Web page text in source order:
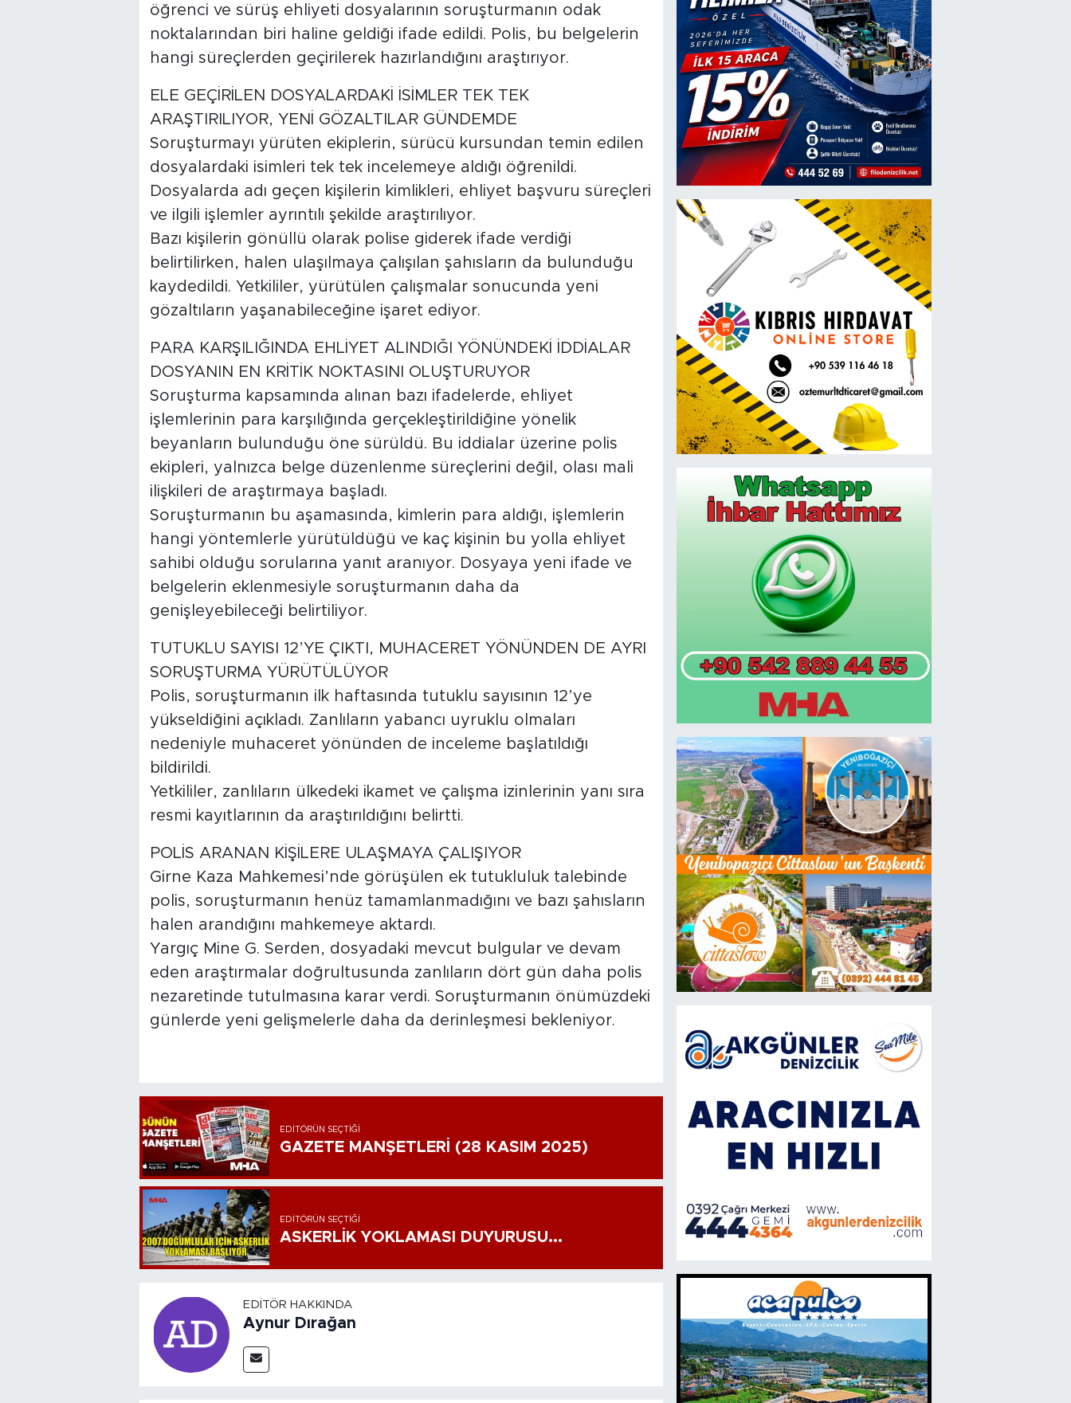
öğrenci ve sürüş ehliyeti dosyalarının soruşturmanın odak
noktalarından biri haline geldiği ifade edildi. Polis, bu belgelerin
hangi süreçlerden geçirilerek hazırlandığını araştırıyor.
ELE GEÇİRİLEN DOSYALARDAKİ İSİMLER TEK TEK
ARAŞTIRILIYOR, YENİ GÖZALTILAR GÜNDEMDE
Soruşturmayı yürüten ekiplerin, sürücü kursundan temin edilen
dosyalardaki isimleri tek tek incelemeye aldığı öğrenildi.
Dosyalarda adı geçen kişilerin kimlikleri, ehliyet başvuru süreçleri
ve ilgili işlemler ayrıntılı şekilde araştırılıyor.
Bazı kişilerin gönüllü olarak polise giderek ifade verdiği
belirtilirken, halen ulaşılmaya çalışılan şahısların da bulunduğu
kaydedildi. Yetkililer, yürütülen çalışmalar sonucunda yeni
gözaltıların yaşanabileceğine işaret ediyor.
PARA KARŞILIĞINDA EHLİYET ALINDIĞI YÖNÜNDEKİ İDDİALAR
DOSYANIN EN KRİTİK NOKTASINI OLUŞTURUYOR
Soruşturma kapsamında alınan bazı ifadelerde, ehliyet
işlemlerinin para karşılığında gerçekleştirildiğine yönelik
beyanların bulunduğu öne sürüldü. Bu iddialar üzerine polis
ekipleri, yalnızca belge düzenlenme süreçlerini değil, olası mali
ilişkileri de araştırmaya başladı.
Soruşturmanın bu aşamasında, kimlerin para aldığı, işlemlerin
hangi yöntemlerle yürütüldüğü ve kaç kişinin bu yolla ehliyet
sahibi olduğu sorularına yanıt aranıyor. Dosyaya yeni ifade ve
belgelerin eklenmesiyle soruşturmanın daha da
genişleyebileceği belirtiliyor.
TUTUKLU SAYISI 12’YE ÇIKTI, MUHACERET YÖNÜNDEN DE AYRI
SORUŞTURMA YÜRÜTÜLÜYOR
Polis, soruşturmanın ilk haftasında tutuklu sayısının 12’ye
yükseldiğini açıkladı. Zanlıların yabancı uyruklu olmaları
nedeniyle muhaceret yönünden de inceleme başlatıldığı
bildirildi.
Yetkililer, zanlıların ülkedeki ikamet ve çalışma izinlerinin yanı sıra
resmi kayıtlarının da araştırıldığını belirtti.
POLİS ARANAN KİŞİLERE ULAŞMAYA ÇALIŞIYOR
Girne Kaza Mahkemesi’nde görüşülen ek tutukluluk talebinde
polis, soruşturmanın henüz tamamlanmadığını ve bazı şahısların
halen arandığını mahkemeye aktardı.
Yargıç Mine G. Serden, dosyadaki mevcut bulgular ve devam
eden araştırmalar doğrultusunda zanlıların dört gün daha polis
nezaretinde tutulmasına karar verdi. Soruşturmanın önümüzdeki
günlerde yeni gelişmelerle daha da derinleşmesi bekleniyor.
EDITÖRÜN SEÇTIĞI
GAZETE MANŞETLERİ (28 KASIM 2025)
EDITÖRÜN SEÇTIĞI
ASKERLİK YOKLAMASI DUYURUSU...
EDITÖR HAKKINDA
Aynur Dırağan